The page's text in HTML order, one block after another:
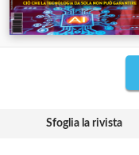
Sfoglia la rivista